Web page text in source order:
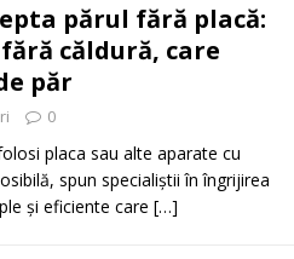
părul fără placă:
căldură, care
păr
0
placa sau alte aparate cu
spun specialiștii în îngrijirea
și eficiente care […]